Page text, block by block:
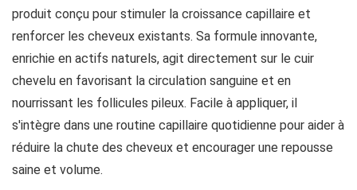
produit conçu pour stimuler la croissance capillaire et
renforcer les cheveux existants. Sa formule innovante,
enrichie en actifs naturels, agit directement sur le cuir
chevelu en favorisant la circulation sanguine et en
nourrissant les follicules pileux. Facile à appliquer, il
s'intègre dans une routine capillaire quotidienne pour aider à
réduire la chute des cheveux et encourager une repousse
saine et volume.